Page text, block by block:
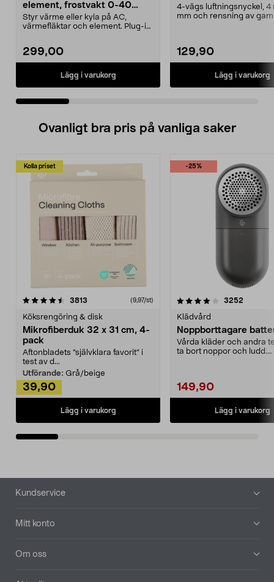
element, frostvakt 0-40
grader
Styr värme eller kyla på AC,
värmefläktar och element. Plug-in
299,00
Lägg i varukorg
4-vägs luftningsnyckel, 4
mm och rensning av
129,90
Lägg i varukorg
Ovanligt bra pris på vanliga saker
Kolla priset
3813 (9,97/st)
Köksrengöring & disk
Mikrofiberduk 32 x 31 cm, 4-
pack
Aftonbladets "självklara favorit” i
test av d...
Utförande: Grå/beige
39,90
Lägg i varukorg
-25%
4.0av 5 stjärnor 3252
Klädvård
Noppborttagare
Vårda kläder och andra
ta bort noppor och ludd.
149,90
Lägg i varukorg
4.5av 5 stjärnor
Sidfot
Kundservice
Mitt konto
Om oss